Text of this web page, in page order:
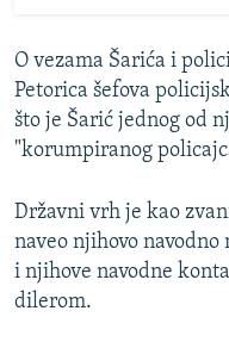
O vezama Šarića i
Petorica šefova
što je Šarić jednog od
"korumpiranog
Državni vrh je kao
naveo njihovo
i njihove navodne
dilerom.